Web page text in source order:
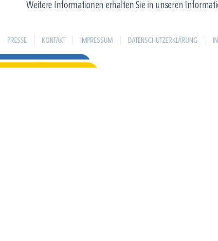
Weitere Informationen erhalten Sie in unseren
PRESSE KONTAKT IMPRESSUM DATENSCHUTZERKLÄRUNG